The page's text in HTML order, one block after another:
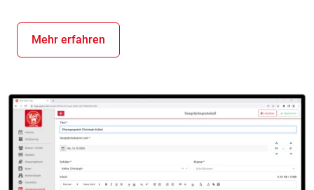
Mehr erfahren